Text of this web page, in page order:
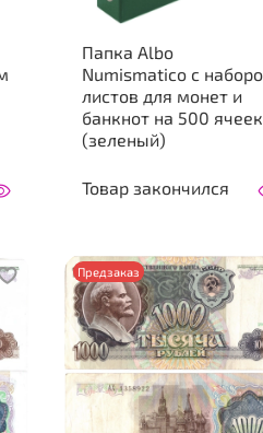
Папка Аlbo
Numismatico с набором
листов для монет и
банкнот на 500 ячеек
(зеленый)
Товар закончился
Предзаказ